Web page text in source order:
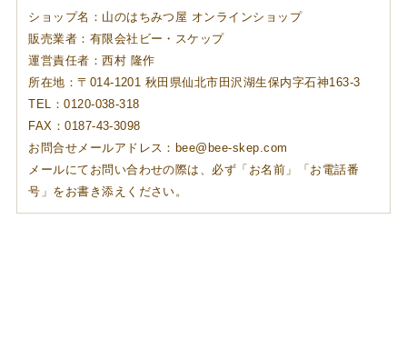
ショップ名：山のはちみつ屋 オンラインショップ
販売業者：有限会社ビー・スケップ
運営責任者：西村 隆作
所在地：〒014-1201 秋田県仙北市田沢湖生保内字石神163-3
TEL：0120-038-318
FAX：0187-43-3098
お問合せメールアドレス：bee@bee-skep.com
メールにてお問い合わせの際は、必ず「お名前」「お電話番
号」をお書き添えください。